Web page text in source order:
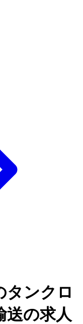
タンクロ
送の求人